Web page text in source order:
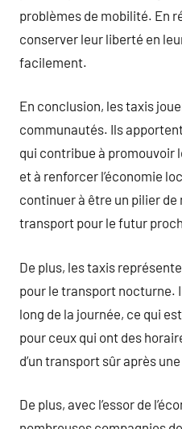
problèmes de mobilité. En
conserver leur liberté en
facilement.
En conclusion, les taxis
communautés. Ils
qui contribue à promouvoir
et à renforcer l’économie
continuer à être un pilier
transport pour le futur
De plus, les taxis
pour le transport nocturne.
long de la journée, ce qui
pour ceux qui ont des
d’un transport sûr après
De plus, avec l’essor de